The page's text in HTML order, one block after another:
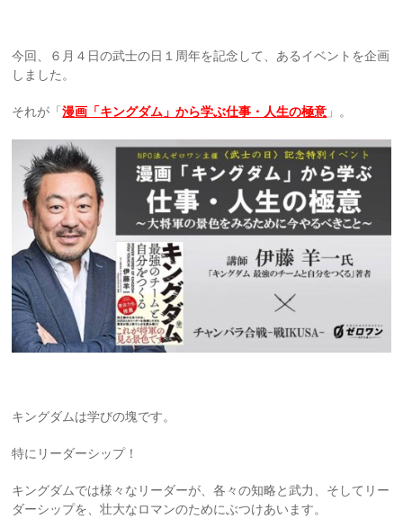
今回、６月４日の武士の日１周年を記念して、あるイベントを企画
しました。
それが「漫画「キングダム」から学ぶ仕事・人生の極意 」。
キングダムは学びの塊です。
特にリーダーシップ！
キングダムでは様々なリーダーが、各々の知略と武力、そしてリー
ダーシップを、壮大なロマンのためにぶつけあいます。